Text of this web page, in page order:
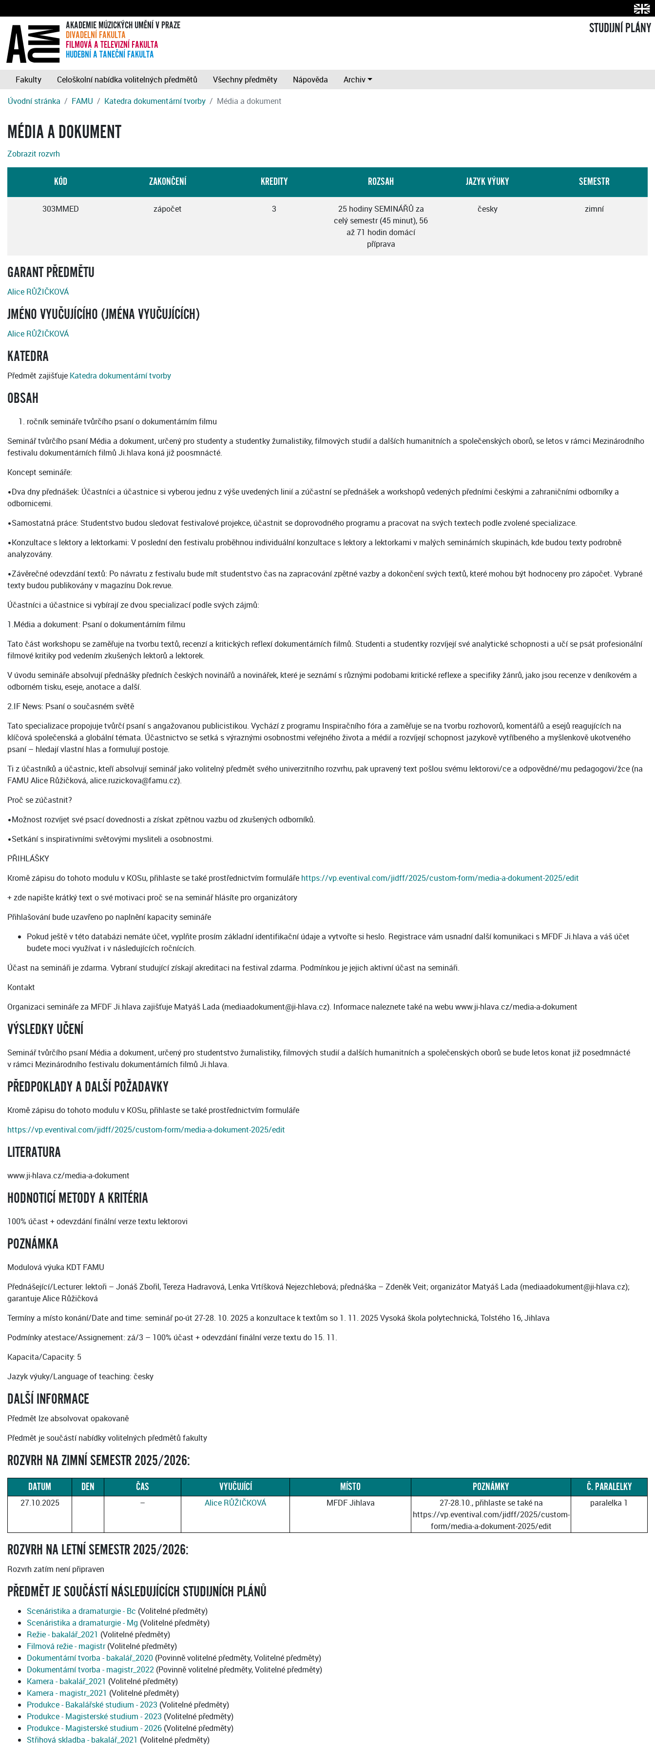
AKADEMIE MÚZICKÝCH UMĚNÍ V PRAZE
DIVADELNÍ FAKULTA
FILMOVÁ A TELEVIZNÍ FAKULTA
HUDEBNÍ A TANEČNÍ FAKULTA
STUDIJNÍ PLÁNY
Fakulty Celoškolní nabídka volitelných předmětů Všechny předměty Nápověda
Archiv
Úvodní stránka
FAMU Katedra dokumentární tvorby Média a dokument
MÉDIA A DOKUMENT
Zobrazit rozvrh
KÓD ZAKONČENÍ KREDITY ROZSAH JAZYK VÝUKY SEMESTR
303MMED zápočet 3
25 hodiny SEMINÁŘŮ za
celý semestr (45 minut), 56
až 71 hodin domácí
příprava
česky zimní
GARANT PŘEDMĚTU
Alice RŮŽIČKOVÁ
JMÉNO VYUČUJÍCÍHO (JMÉNA VYUČUJÍCÍCH)
Alice RŮŽIČKOVÁ
KATEDRA
Předmět zajišťuje Katedra dokumentární tvorby
OBSAH
ročník semináře tvůrčího psaní o dokumentárním filmu
Seminář tvůrčího psaní Média a dokument, určený pro studenty a studentky žurnalistiky, filmových studií a dalších humanitních a společenských oborů, se letos v rámci Mezinárodního
festivalu dokumentárních filmů Ji.hlava koná již poosmnácté.
Koncept semináře:
•Dva dny přednášek: Účastníci a účastnice si vyberou jednu z výše uvedených linií a zúčastní se přednášek a workshopů vedených předními českými a zahraničními odborníky a
odbornicemi.
•Samostatná práce: Studentstvo budou sledovat festivalové projekce, účastnit se doprovodného programu a pracovat na svých textech podle zvolené specializace.
•Konzultace s lektory a lektorkami: V poslední den festivalu proběhnou individuální konzultace s lektory a lektorkami v malých seminárních skupinách, kde budou texty podrobně
analyzovány.
•Závěrečné odevzdání textů: Po návratu z festivalu bude mít studentstvo čas na zapracování zpětné vazby a dokončení svých textů, které mohou být hodnoceny pro zápočet. Vybrané
texty budou publikovány v magazínu Dok.revue.
Účastníci a účastnice si vybírají ze dvou specializací podle svých zájmů:
1.Média a dokument: Psaní o dokumentárním filmu
Tato část workshopu se zaměřuje na tvorbu textů, recenzí a kritických reflexí dokumentárních filmů. Studenti a studentky rozvíjejí své analytické schopnosti a učí se psát profesionální
filmové kritiky pod vedením zkušených lektorů a lektorek.
V úvodu semináře absolvují přednášky předních českých novinářů a novinářek, které je seznámí s různými podobami kritické reflexe a specifiky žánrů, jako jsou recenze v deníkovém a
odborném tisku, eseje, anotace a další.
2.IF News: Psaní o současném světě
Tato specializace propojuje tvůrčí psaní s angažovanou publicistikou. Vychází z programu Inspiračního fóra a zaměřuje se na tvorbu rozhovorů, komentářů a esejů reagujících na
klíčová společenská a globální témata. Účastnictvo se setká s výraznými osobnostmi veřejného života a médií a rozvíjejí schopnost jazykově vytříbeného a myšlenkově ukotveného
psaní – hledají vlastní hlas a formulují postoje.
Ti z účastníků a účastnic, kteří absolvují seminář jako volitelný předmět svého univerzitního rozvrhu, pak upravený text pošlou svému lektorovi/ce a odpovědné/mu pedagogovi/žce (na
FAMU Alice Růžičková, alice.ruzickova@famu.cz).
Proč se zúčastnit?
•Možnost rozvíjet své psací dovednosti a získat zpětnou vazbu od zkušených odborníků.
•Setkání s inspirativními světovými mysliteli a osobnostmi.
PŘIHLÁŠKY
Kromě zápisu do tohoto modulu v KOSu, přihlaste se také prostřednictvím formuláře https://vp.eventival.com/jidff/2025/custom-form/media-a-dokument-2025/edit
+ zde napište krátký text o své motivaci proč se na seminář hlásíte pro organizátory
Přihlašování bude uzavřeno po naplnění kapacity semináře
Pokud ještě v této databázi nemáte účet, vyplňte prosím základní identifikační údaje a vytvořte si heslo. Registrace vám usnadní další komunikaci s MFDF Ji.hlava a váš účet
budete moci využívat i v následujících ročnících.
Účast na semináři je zdarma. Vybraní studující získají akreditaci na festival zdarma. Podmínkou je jejich aktivní účast na semináři.
Kontakt
Organizaci semináře za MFDF Ji.hlava zajišťuje Matyáš Lada (mediaadokument@ji-hlava.cz). Informace naleznete také na webu www.ji-hlava.cz/media-a-dokument
VÝSLEDKY UČENÍ
Seminář tvůrčího psaní Média a dokument, určený pro studentstvo žurnalistiky, filmových studií a dalších humanitních a společenských oborů se bude letos konat již posedmnácté
v rámci Mezinárodního festivalu dokumentárních filmů Ji.hlava.
PŘEDPOKLADY A DALŠÍ POŽADAVKY
Kromě zápisu do tohoto modulu v KOSu, přihlaste se také prostřednictvím formuláře
https://vp.eventival.com/jidff/2025/custom-form/media-a-dokument-2025/edit
LITERATURA
www.ji-hlava.cz/media-a-dokument
HODNOTICÍ METODY A KRITÉRIA
100% účast + odevzdání finální verze textu lektorovi
POZNÁMKA
Modulová výuka KDT FAMU
Přednášející/Lecturer: lektoři – Jonáš Zbořil, Tereza Hadravová, Lenka Vrtíšková Nejezchlebová; přednáška – Zdeněk Veit; organizátor Matyáš Lada (mediaadokument@ji-hlava.cz);
garantuje Alice Růžičková
Termíny a místo konání/Date and time: seminář po-út 27-28. 10. 2025 a konzultace k textům so 1. 11. 2025 Vysoká škola polytechnická, Tolstého 16, Jihlava
Podmínky atestace/Assignement: zá/3 – 100% účast + odevzdání finální verze textu do 15. 11.
Kapacita/Capacity: 5
Jazyk výuky/Language of teaching: česky
DALŠÍ INFORMACE
Předmět lze absolvovat opakovaně
Předmět je součástí nabídky volitelných předmětů fakulty
ROZVRH NA ZIMNÍ SEMESTR 2025/2026:
DATUM DEN ČAS VYUČUJÍCÍ MÍSTO POZNÁMKY Č. PARALELKY
27.10.2025 – Alice RŮŽIČKOVÁ MFDF Jihlava
27-28.10., přihlaste se také na
https://vp.eventival.com/jidff/2025/custom-
form/media-a-dokument-2025/edit
paralelka 1
ROZVRH NA LETNÍ SEMESTR 2025/2026:
Rozvrh zatím není připraven
PŘEDMĚT JE SOUČÁSTÍ NÁSLEDUJÍCÍCH STUDIJNÍCH PLÁNŮ
Scenáristika a dramaturgie - Bc (Volitelné předměty)
Scenáristika a dramaturgie - Mg (Volitelné předměty)
Režie - bakalář_2021 (Volitelné předměty)
Filmová režie - magistr(Volitelné předměty)
Dokumentární tvorba - bakalář_2020 (Povinně volitelné předměty, Volitelné předměty)
Dokumentární tvorba - magistr_2022 (Povinně volitelné předměty, Volitelné předměty)
Kamera - bakalář_2021 (Volitelné předměty)
Kamera - magistr_2021 (Volitelné předměty)
Produkce - Bakalářské studium - 2023 (Volitelné předměty)
Produkce - Magisterské studium - 2023 (Volitelné předměty)
Produkce - Magisterské studium - 2026 (Volitelné předměty)
Střihová skladba - bakalář_2021 (Volitelné předměty)